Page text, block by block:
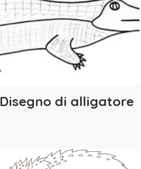
Disegno di alligatore